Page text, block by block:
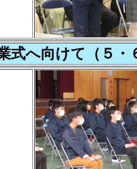
式へ向けて（５・